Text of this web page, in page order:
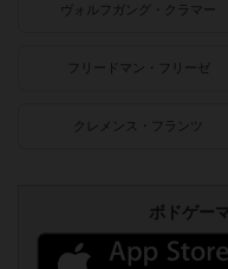
ヴォルフガング・クラマー
フリードマン・フリーゼ
クレメンス・フランツ
ボドゲー